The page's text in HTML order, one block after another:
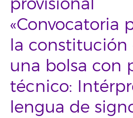
provisional
«Convocatoria
la constitución
una bolsa con
técnico:
lengua de